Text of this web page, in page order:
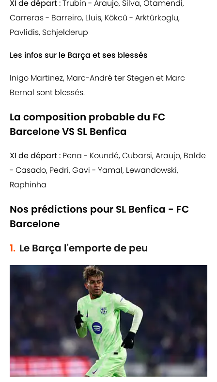
XI de départ :Trubin - Araujo, Silva, Otamendi,
Carreras - Barreiro, Lluis, Kökcü - Arktürkoglu,
Pavlidis, Schjelderup
Les infos sur le Barça et ses blessés
Inigo Martinez, Marc-André ter Stegen et Marc
Bernal sont blessés.
La composition probable du FC
Barcelone VS SL Benfica
XI de départ : Pena - Koundé, Cubarsi, Araujo, Balde
- Casado, Pedri, Gavi - Yamal, Lewandowski,
Raphinha
Nos prédictions pour SL Benfica - FC
Barcelone
1. Le Barça l'emporte de peu